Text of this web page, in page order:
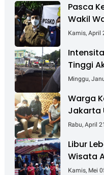
Pasca
Wakil
Kamis, April
Tinggi
Minggu,
Warga
Jakarta
Rugi
Rabu, April
Libur
Wisata
Kamis, Mei